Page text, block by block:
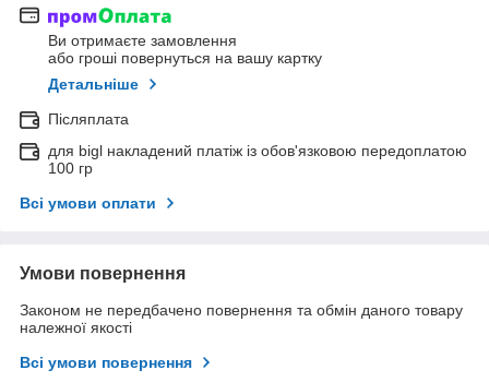
Ви отримаєте замовлення
або гроші повернуться на вашу картку
Детальніше
Післяплата
для bigl накладений платіж із обов'язковою передоплатою
100 гр
Всі умови оплати
Умови повернення
Законом не передбачено повернення та обмін даного товару
належної якості
Всі умови повернення